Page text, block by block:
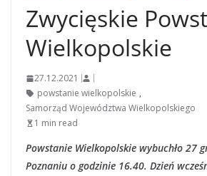
Zwycięskie
Wielkopolskie
27.12.2021
powstanie wielkopolskie ,
Samorząd Województwa Wielkopolskiego
1 min read
Powstanie Wielkopolskie wybuchło 27
Poznaniu o godzinie 16.40. Dzień